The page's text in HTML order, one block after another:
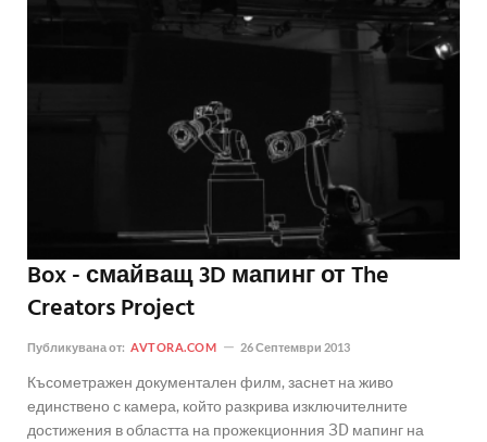
Box - смайващ 3D мапинг от The
Creators Project
Публикувана от: AVTORA.COM 26 Септември 2013
Късометражен документален филм, заснет на живо
единствено с камера, който разкрива изключителните
достижения в областта на прожекционния 3D мапинг на